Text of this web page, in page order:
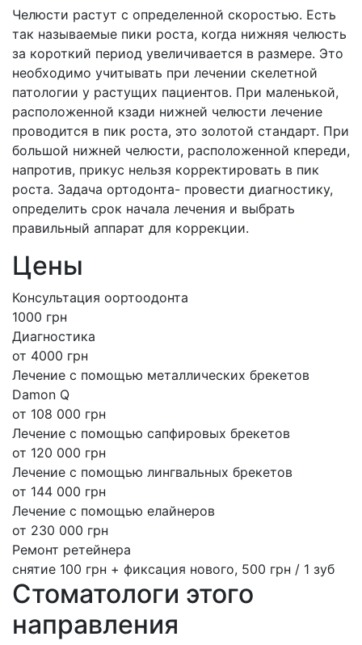
Челюсти растут с определенной скоростью. Есть
так называемые пики роста, когда нижняя челюсть
за короткий период увеличивается в размере. Это
необходимо учитывать при лечении скелетной
патологии у растущих пациентов. При маленькой,
расположенной кзади нижней челюсти лечение
проводится в пик роста, это золотой стандарт. При
большой нижней челюсти, расположенной кпереди,
напротив, прикус нельзя корректировать в пик
роста. Задача ортодонта- провести диагностику,
определить срок начала лечения и выбрать
правильный аппарат для коррекции.
Цены
Консультация оортоодонта
1000 грн
Диагностика
от 4000 грн
Лечение с помощью металлических брекетов
Damon Q
от 108 000 грн
Лечение с помощью сапфировых брекетов
от 120 000 грн
Лечение с помощью лингвальных брекетов
от 144 000 грн
Лечение с помощью елайнеров
от 230 000 грн
Ремонт ретейнера
снятие 100 грн + фиксация нового, 500 грн / 1 зуб
Стоматологи этого
направления